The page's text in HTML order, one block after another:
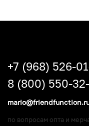
+7 (968) 526-
8 (800) 550-
по вопросам опта и